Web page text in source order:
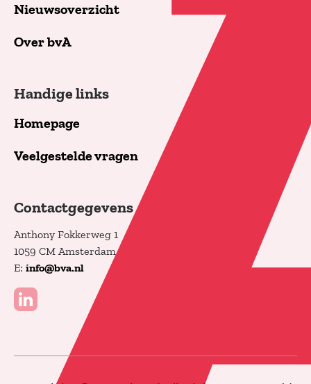
Nieuwsoverzicht
Over bvA
Handige links
Homepage
Veelgestelde vragen
Contactgegevens
Anthony Fokkerweg 1
1059 CM Amsterdam
E: info@bva.nl